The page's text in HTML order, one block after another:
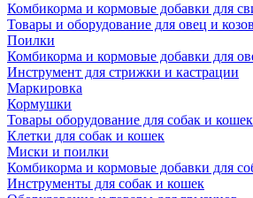
Комбикорма и кормовые добавки для
Товары и оборудование для овец и
Поилки
Комбикорма и кормовые добавки для
Инструмент для стрижки и кастрации
Маркировка
Кормушки
Товары оборудование для собак и кошек
Клетки для собак и кошек
Миски и поилки
Комбикорма и кормовые добавки для
Инструменты для собак и кошек